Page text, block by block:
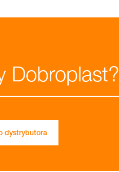
Dobroplast?
dystrybutora